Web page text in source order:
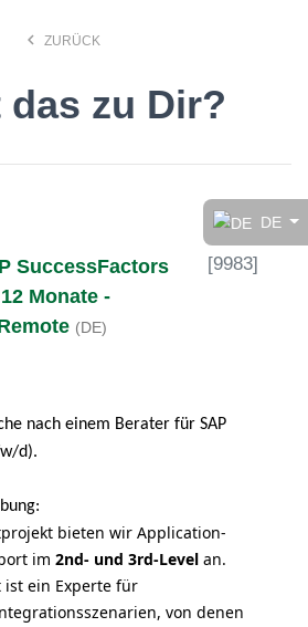
DE
Job, der Dir
keyboard_arrow_left ZURÜCK
das zu Dir?
SuccessFactors
Monate -
(DE)
[9983]
nach einem Berater für SAP
d).
bieten wir Application-
im 2nd- und 3rd-Level an.
ist ein Experte für
von denen